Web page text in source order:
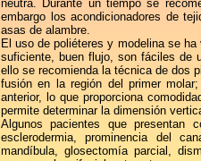
neutra. Durante un tiempo se
embargo los acondicionadores de
asas de alambre.
El uso de poliéteres y modelina se
suficiente, buen flujo, son fáciles de
ello se recomienda la técnica de dos
fusión en la región del primer
anterior, lo que proporciona
permite determinar la dimensión
Algunos pacientes que presentan
esclerodermia, prominencia del
mandíbula, glosectomía parcial,